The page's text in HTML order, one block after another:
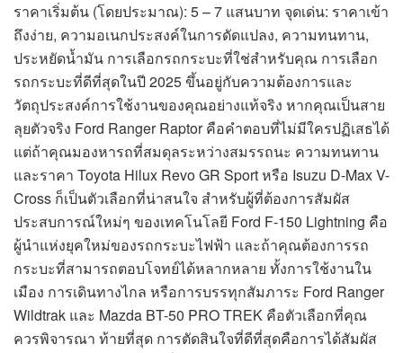
ราคาเริ่มต้น (โดยประมาณ): 5 – 7 แสนบาท จุดเด่น: ราคาเข้า
ถึงง่าย, ความอเนกประสงค์ในการดัดแปลง, ความทนทาน,
ประหยัดน้ำมัน การเลือกรถกระบะที่ใช่สำหรับคุณ การเลือก
รถกระบะที่ดีที่สุดในปี 2025 ขึ้นอยู่กับความต้องการและ
วัตถุประสงค์การใช้งานของคุณอย่างแท้จริง หากคุณเป็นสาย
ลุยตัวจริง Ford Ranger Raptor คือคำตอบที่ไม่มีใครปฏิเสธได้
แต่ถ้าคุณมองหารถที่สมดุลระหว่างสมรรถนะ ความทนทาน
และราคา Toyota Hilux Revo GR Sport หรือ Isuzu D-Max V-
Cross ก็เป็นตัวเลือกที่น่าสนใจ สำหรับผู้ที่ต้องการสัมผัส
ประสบการณ์ใหม่ๆ ของเทคโนโลยี Ford F-150 Lightning คือ
ผู้นำแห่งยุคใหม่ของรถกระบะไฟฟ้า และถ้าคุณต้องการรถ
กระบะที่สามารถตอบโจทย์ได้หลากหลาย ทั้งการใช้งานใน
เมือง การเดินทางไกล หรือการบรรทุกสัมภาระ Ford Ranger
Wildtrak และ Mazda BT-50 PRO TREK คือตัวเลือกที่คุณ
ควรพิจารณา ท้ายที่สุด การตัดสินใจที่ดีที่สุดคือการได้สัมผัส